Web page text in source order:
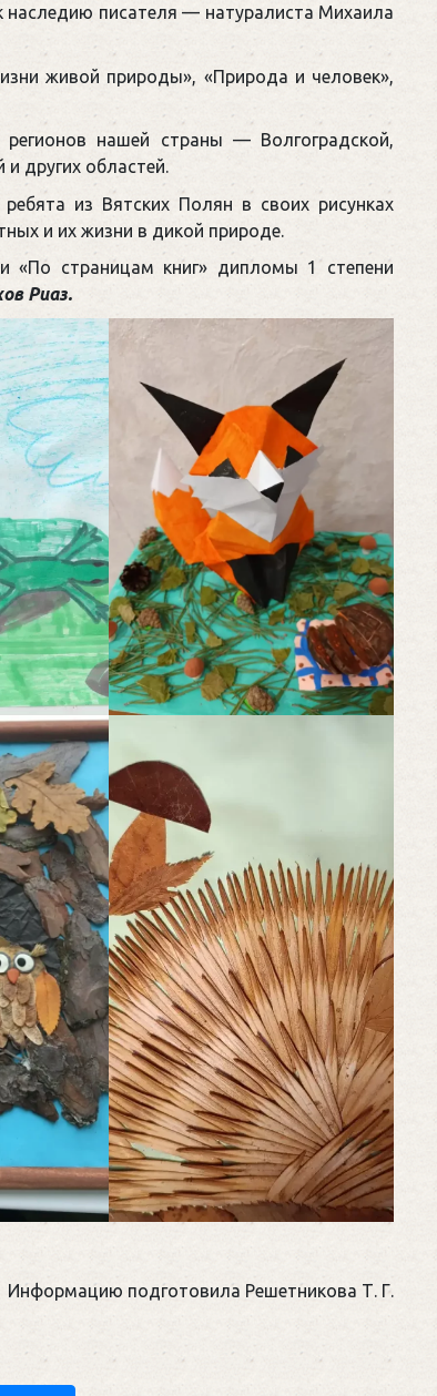
наследию писателя — натуралиста Михаила
живой природы», «Природа и человек»,
нашей страны — Волгоградской,
других областей.
из Вятских Полян в своих рисунках
и их жизни в дикой природе.
«По страницам книг» дипломы 1 степени
Риаз.
Информацию подготовила Решетникова Т. Г.